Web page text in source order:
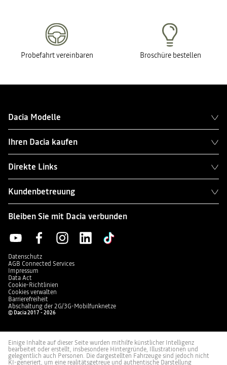
Probefahrt vereinbaren Broschüre bestellen
Dacia Modelle
Ihren Dacia kaufen
Direkte Links
Kundenbetreuung
Bleiben Sie mit Dacia verbunden
Datenschutz
AGB Connected Services
Impressum
Data Act
Cookie-Richtlinien
Cookies verwalten
Barrierefreiheit
Abschaltung der 2G/3G-Mobilfunknetze
© Dacia 2017 - 2026
Einige Inhalte auf dieser Seite wurden mithilfe künstlicher Intelligenz
bearbeitet oder erstellt, insbesondere Hintergründe, Illustrationen und
gelegentlich auch Personen. Die dargestellten Fahrzeuge sind jedoch nicht
KI-generiert, um eine realitätsgetreue und authentische Darstellung